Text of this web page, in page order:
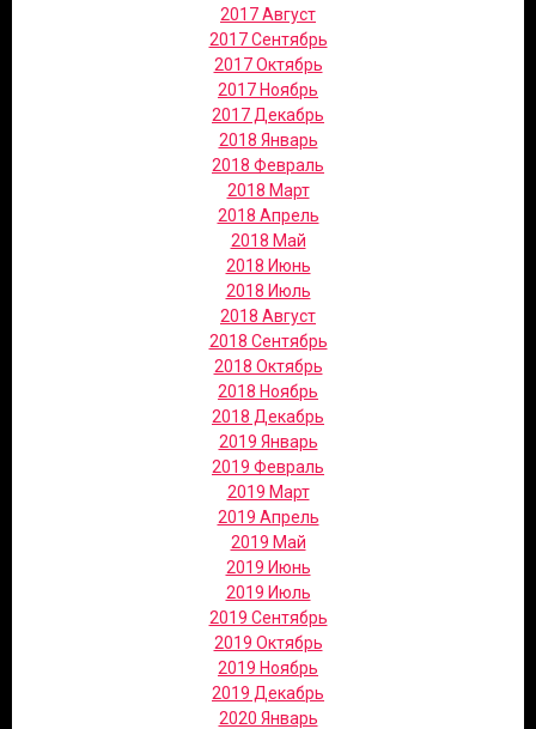
2017 Август
2017 Сентябрь
2017 Октябрь
2017 Ноябрь
2017 Декабрь
2018 Январь
2018 Февраль
2018 Март
2018 Апрель
2018 Май
2018 Июнь
2018 Июль
2018 Август
2018 Сентябрь
2018 Октябрь
2018 Ноябрь
2018 Декабрь
2019 Январь
2019 Февраль
2019 Март
2019 Апрель
2019 Май
2019 Июнь
2019 Июль
2019 Сентябрь
2019 Октябрь
2019 Ноябрь
2019 Декабрь
2020 Январь